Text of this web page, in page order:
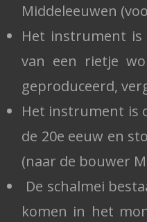
Middeleeuwen
Het instrument is
van een rietje
geproduceerd,
Het instrument is
de 20e eeuw en
(naar de bouwer
De schalmei
komen in het